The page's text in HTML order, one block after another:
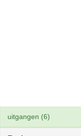
uitgangen (6)